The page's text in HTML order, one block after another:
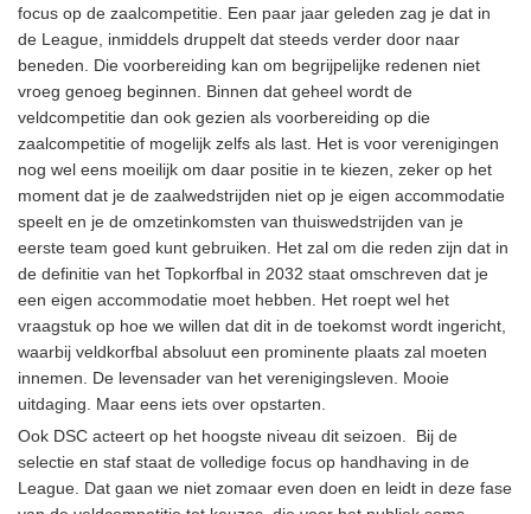
focus op de zaalcompetitie. Een paar jaar geleden zag je dat in
de League, inmiddels druppelt dat steeds verder door naar
beneden. Die voorbereiding kan om begrijpelijke redenen niet
vroeg genoeg beginnen. Binnen dat geheel wordt de
veldcompetitie dan ook gezien als voorbereiding op die
zaalcompetitie of mogelijk zelfs als last. Het is voor verenigingen
nog wel eens moeilijk om daar positie in te kiezen, zeker op het
moment dat je de zaalwedstrijden niet op je eigen accommodatie
speelt en je de omzetinkomsten van thuiswedstrijden van je
eerste team goed kunt gebruiken. Het zal om die reden zijn dat in
de definitie van het Topkorfbal in 2032 staat omschreven dat je
een eigen accommodatie moet hebben. Het roept wel het
vraagstuk op hoe we willen dat dit in de toekomst wordt ingericht,
waarbij veldkorfbal absoluut een prominente plaats zal moeten
innemen. De levensader van het verenigingsleven. Mooie
uitdaging. Maar eens iets over opstarten.
Ook DSC acteert op het hoogste niveau dit seizoen. Bij de
selectie en staf staat de volledige focus op handhaving in de
League. Dat gaan we niet zomaar even doen en leidt in deze fase